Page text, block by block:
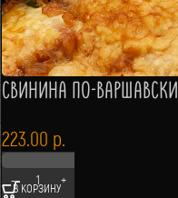
СВИНИНА ПО-ВАРШАВСКИ
223.00 р.
В КОРЗИНУ